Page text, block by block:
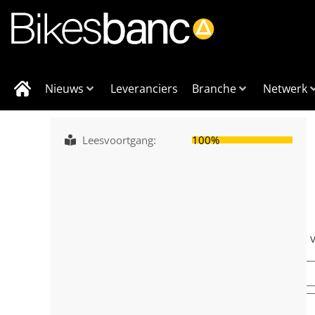
Nieuws Leveranciers Branche Netwerk
… verder lezen? Dit artikel is alleen beschikbaar
Leesvoortgang: 100%